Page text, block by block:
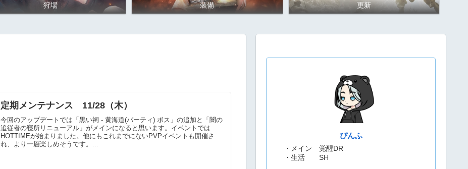
狩場 装備 更新
定期メンテナンス 11/28（木）
今回のアップデートでは「黒い祠 - 黄海道(パーティ) ボス」の追加と「闇の
追従者の寝所リニューアル」がメインになると思います。イベントでは
HOTTIMEが始まりました。他にもこれまでにないPVPイベントも開催さ
れ、より一層楽しめそうです。...
ぴんふ
・メイン 覚醒DR
・生活 SH